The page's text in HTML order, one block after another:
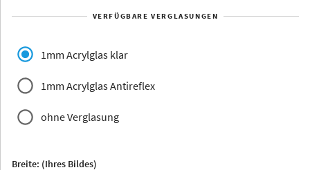
Jersey Dauphine
VERFÜGBARE VERGLASUNGEN
1mm Acrylglas klar
1mm Acrylglas Antireflex
ohne Verglasung
Breite: (Ihres Bildes)